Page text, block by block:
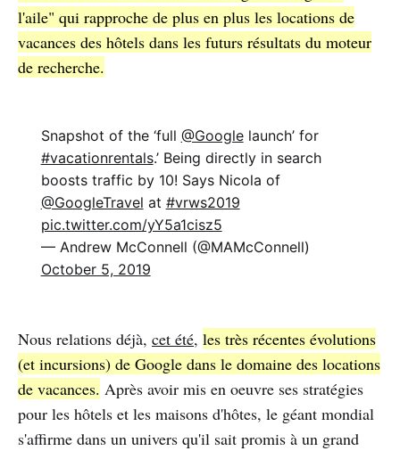
l'aile" qui rapproche de plus en plus les locations de
vacances des hôtels dans les futurs résultats du moteur
de recherche.
Snapshot of the ‘full @Googlelaunch’ for
#vacationrentals.’ Being directly in search
boosts traffic by 10! Says Nicola of
@GoogleTravel at #vrws2019
pic.twitter.com/yY5a1cisz5
— Andrew McConnell (@MAMcConnell)
October 5, 2019
Nous relations déjà, cet été, les très récentes évolutions
(et incursions) de Google dans le domaine des locations
de vacances. Après avoir mis en oeuvre ses stratégies
pour les hôtels et les maisons d'hôtes, le géant mondial
s'affirme dans un univers qu'il sait promis à un grand